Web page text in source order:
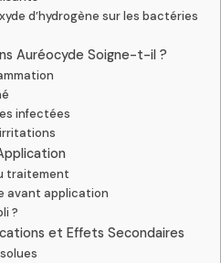
d’hydrogène sur les bactéries
Auréocyde Soigne-t-il ?
infectées
traitement
avant application
?
et Effets Secondaires